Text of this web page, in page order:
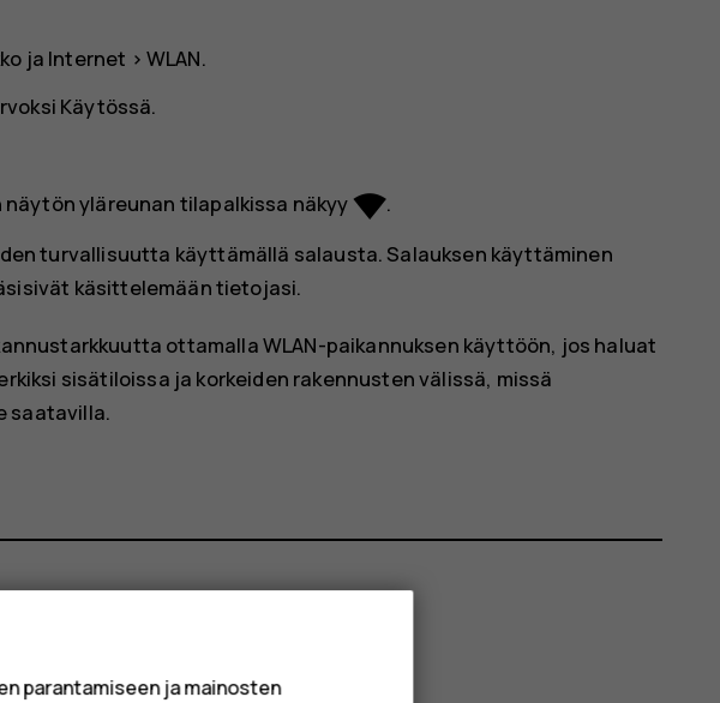
ja Internet > WLAN.
Käytössä.
yläreunan tilapalkissa näkyy network_wifi.
turvallisuutta käyttämällä salausta. Salauksen käyttäminen
käsittelemään tietojasi.
ottamalla WLAN-paikannuksen käyttöön, jos haluat
sisätiloissa ja korkeiden rakennusten välissä, missä
saatavilla.
parantamiseen ja mainosten